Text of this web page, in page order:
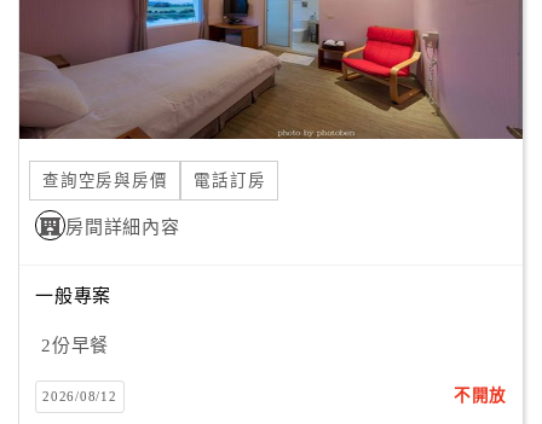
查詢空房與房價 電話訂房
房間詳細內容
一般專案
2份早餐
2026/08/12 不開放